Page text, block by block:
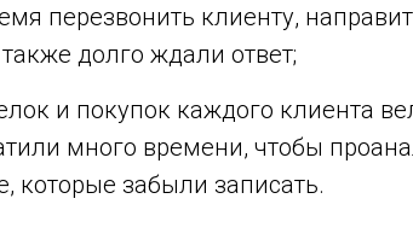
перезвонить клиенту,
долго ждали ответ;
и покупок каждого клиента
много времени, чтобы
которые забыли записать.